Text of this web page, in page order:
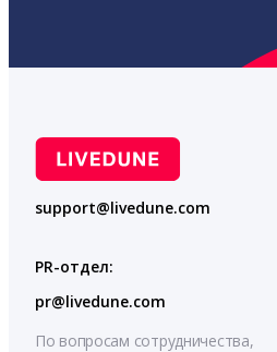
support@livedune.com
PR-отдел:
pr@livedune.com
По вопросам сотрудничества,